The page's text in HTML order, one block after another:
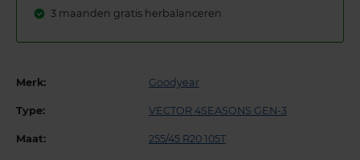
3 maanden gratis herbalanceren
Merk: Goodyear
Type: VECTOR 4SEASONS GEN-3
Maat: 255/45 R20 105T